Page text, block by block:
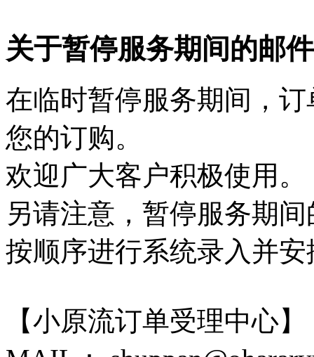
关于暂停服务期间的邮
在临时暂停服务期间，
您的订购。
欢迎广大客户积极使用。
另请注意，暂停服务期
按顺序进行系统录入并
【小原流订单受理中心】